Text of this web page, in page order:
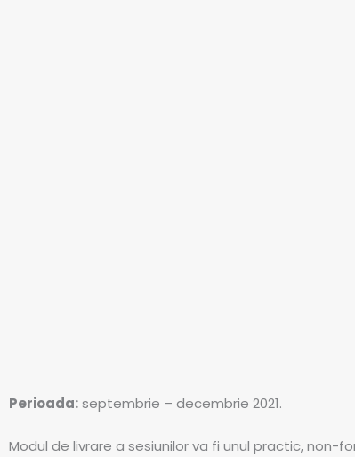
Perioada:septembrie – decembrie 2021.
Modul de livrare a sesiunilor va fi unul practic, non-